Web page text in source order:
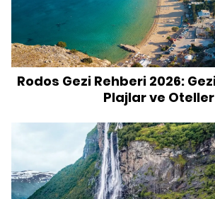
Rodos Gezi Rehberi 2026:
Plajlar ve Oteller